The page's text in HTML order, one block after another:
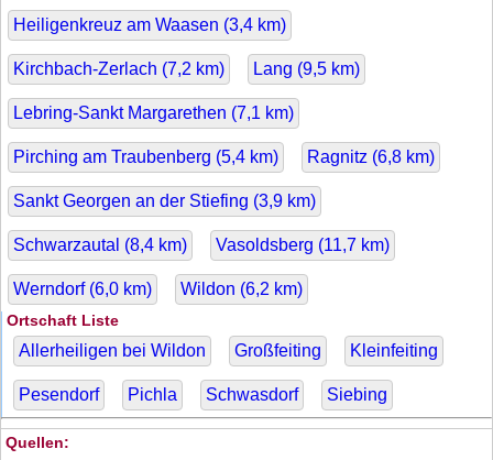
Heiligenkreuz am Waasen (3,4 km)
Kirchbach-Zerlach (7,2 km) Lang (9,5 km)
Lebring-Sankt Margarethen (7,1 km)
Pirching am Traubenberg (5,4 km) Ragnitz (6,8 km)
Sankt Georgen an der Stiefing (3,9 km)
Schwarzautal (8,4 km) Vasoldsberg (11,7 km)
Werndorf (6,0 km) Wildon (6,2 km)
Ortschaft Liste
Allerheiligen bei Wildon Großfeiting Kleinfeiting
Pesendorf Pichla Schwasdorf Siebing
Quellen: